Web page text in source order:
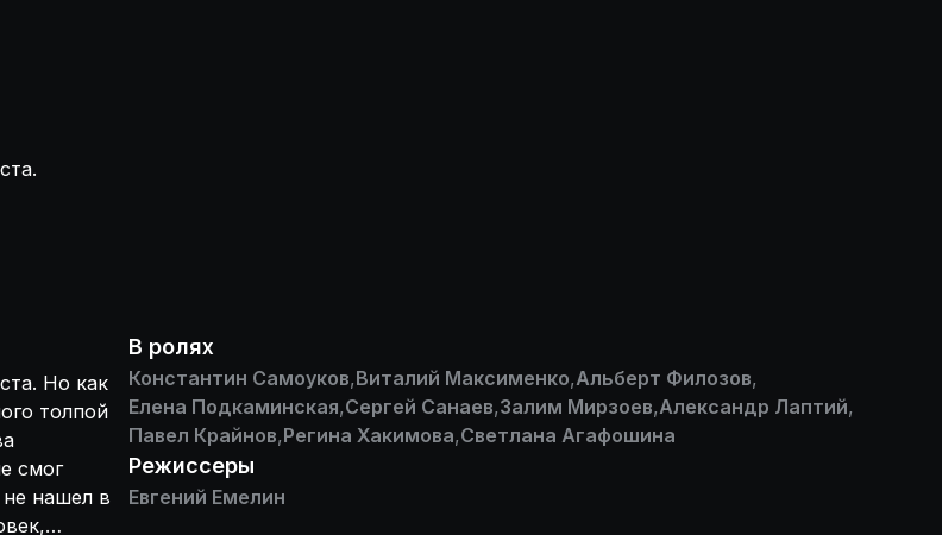
Но как
толпой
смог
не нашел в
В ролях
Константин Самоуков,Виталий Максименко,Альберт Филозов,
Елена Подкаминская,Сергей Санаев,Залим Мирзоев,Александр Лаптий,
Павел Крайнов,Регина Хакимова,Светлана Агафошина
Режиссеры
Евгений Емелин